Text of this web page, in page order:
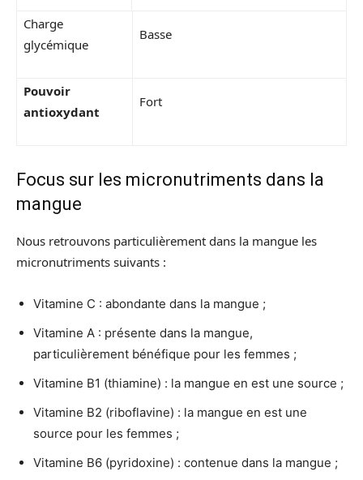
Charge
glycémique
Basse
Pouvoir
antioxydant
Fort
Focus sur les micronutriments dans la
mangue
Nous retrouvons particulièrement dans la mangue les
micronutriments suivants :
Vitamine C : abondante dans la mangue ;
Vitamine A : présente dans la mangue,
particulièrement bénéfique pour les femmes ;
Vitamine B1 (thiamine) : la mangue en est une source ;
Vitamine B2 (riboflavine) : la mangue en est une
source pour les femmes ;
Vitamine B6 (pyridoxine) : contenue dans la mangue ;